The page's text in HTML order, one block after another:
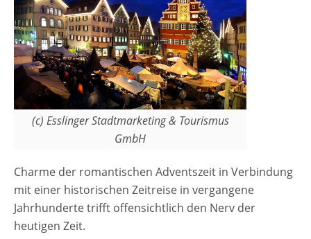
und Stände ein. Immerhin besteht die
Kombination der beiden Esslinger
Weihnachtsmärkte mittlerweile aus einer
kaum überschaubaren Zahl an festlich
dekorierten Hütten, Buden und Ständen. Die
Aussteller sorgen für ein breites Angebot an
kulinarischen Genüssen, die sich aus
Speisen der Region und traditionellen
zusammensetzen. Weihnachtliche
Backwaren, warme Speisen, Glühwein, Tee
oder Feuerzangenbowle - die Auswahl ist
riesig und man weiß kaum, an welchem
(c) Esslinger Stadtmarketing & Tourismus
GmbH
Charme der romantischen Adventszeit in Verbindung
mit einer historischen Zeitreise in vergangene
Jahrhunderte trifft offensichtlich den Nerv der
heutigen Zeit.